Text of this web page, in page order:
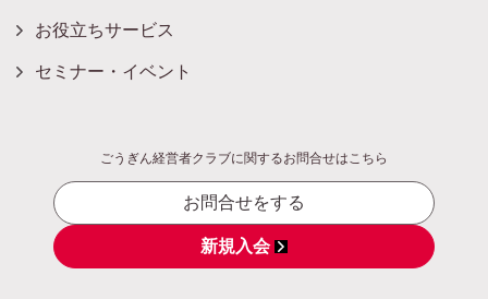
お役立ちサービス
セミナー・イベント
ごうぎん経営者クラブに関するお問合せはこちら
お問合せをする
新規入会